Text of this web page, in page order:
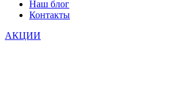
Наш блог
Контакты
АКЦИИ